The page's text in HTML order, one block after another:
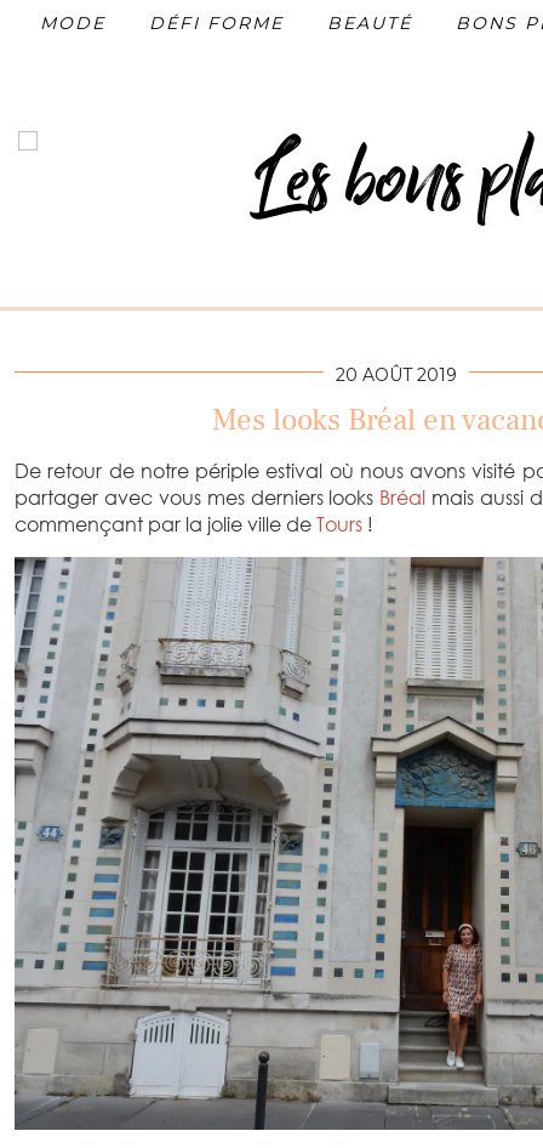
MODE DÉFI FORME BEAUTÉ BONS
20 AOÛT 2019
Mes looks Bréal en
De retour de notre périple estival où nous avons visité
partager avec vous mes derniers looks Bréal mais aussi
commençant par la jolie ville de Tours !